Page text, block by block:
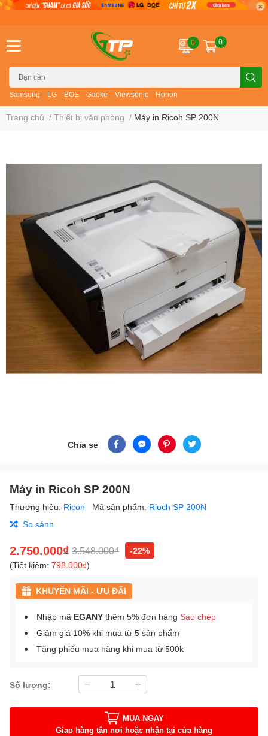
Samsung LG BOE Gaoke Viewsonic Horion
0 0
Trang chủ / Thiết bị văn phòng / Máy in Ricoh SP 200N
Chia sẻ
Máy in Ricoh SP 200N
Thương hiệu: Ricoh Mã sản phẩm: Rioch SP 200N
So sánh
2.750.000₫ 3.548.000₫
-22%
(Tiết kiệm: 798.000₫)
KHUYẾN MÃI - ƯU ĐÃI
Nhập mã EGANY thêm 5% đơn hàng Sao chép
Giảm giá 10% khi mua từ 5 sản phẩm
Tặng phiếu mua hàng khi mua từ 500k
Số lượng:
MUA NGAY
Giao hàng tận nơi hoặc nhận tại cửa hàng